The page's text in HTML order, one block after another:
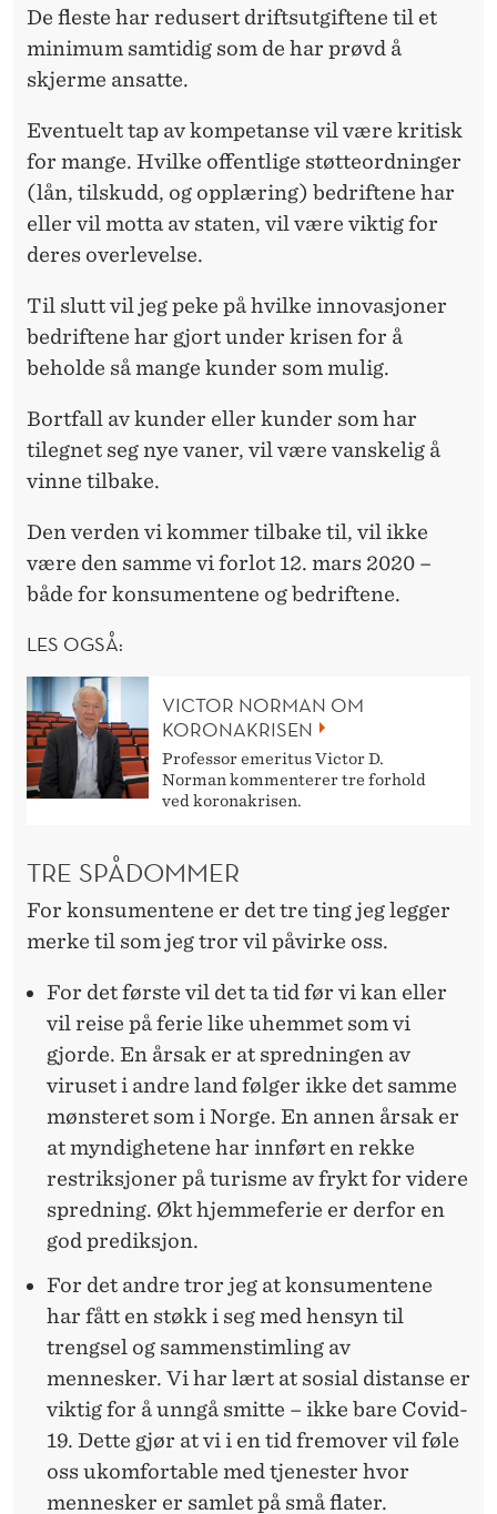
De fleste har redusert driftsutgiftene til et
minimum samtidig som de har prøvd å
skjerme ansatte.
Eventuelt tap av kompetanse vil være kritisk
for mange. Hvilke offentlige støtteordninger
(lån, tilskudd, og opplæring) bedriftene har
eller vil motta av staten, vil være viktig for
deres overlevelse.
Til slutt vil jeg peke på hvilke innovasjoner
bedriftene har gjort under krisen for å
beholde så mange kunder som mulig.
Bortfall av kunder eller kunder som har
tilegnet seg nye vaner, vil være vanskelig å
vinne tilbake.
Den verden vi kommer tilbake til, vil ikke
være den samme vi forlot 12. mars 2020 –
både for konsumentene og bedriftene.
LES OGSÅ:
VICTOR NORMAN OM
KORONAKRISEN
Professor emeritus Victor D.
Norman kommenterer tre forhold
ved koronakrisen.
TRE SPÅDOMMER
For konsumentene er det tre ting jeg legger
merke til som jeg tror vil påvirke oss.
For det første vil det ta tid før vi kan eller
vil reise på ferie like uhemmet som vi
gjorde. En årsak er at spredningen av
viruset i andre land følger ikke det samme
mønsteret som i Norge. En annen årsak er
at myndighetene har innført en rekke
restriksjoner på turisme av frykt for videre
spredning. Økt hjemmeferie er derfor en
god prediksjon.
For det andre tror jeg at konsumentene
har fått en støkk i seg med hensyn til
trengsel og sammenstimling av
mennesker. Vi har lært at sosial distanse er
viktig for å unngå smitte – ikke bare Covid-
19. Dette gjør at vi i en tid fremover vil føle
oss ukomfortable med tjenester hvor
mennesker er samlet på små flater.